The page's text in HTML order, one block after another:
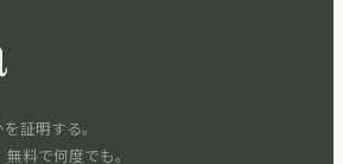
証明する。
料で何度でも。